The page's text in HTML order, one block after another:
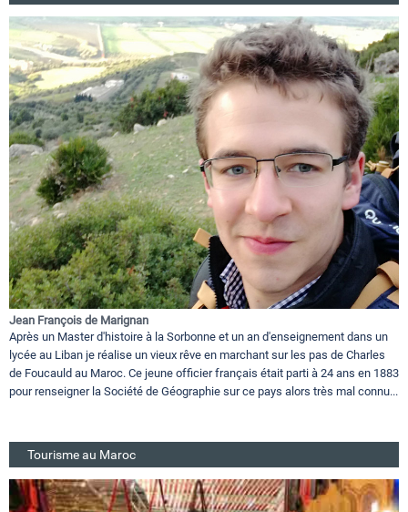
Jean François de Marignan
Après un Master d'histoire à la Sorbonne et un an d'enseignement dans un
lycée au Liban je réalise un vieux rêve en marchant sur les pas de Charles
de Foucauld au Maroc. Ce jeune officier français était parti à 24 ans en 1883
pour renseigner la Société de Géographie sur ce pays alors très mal connu...
Tourisme au Maroc